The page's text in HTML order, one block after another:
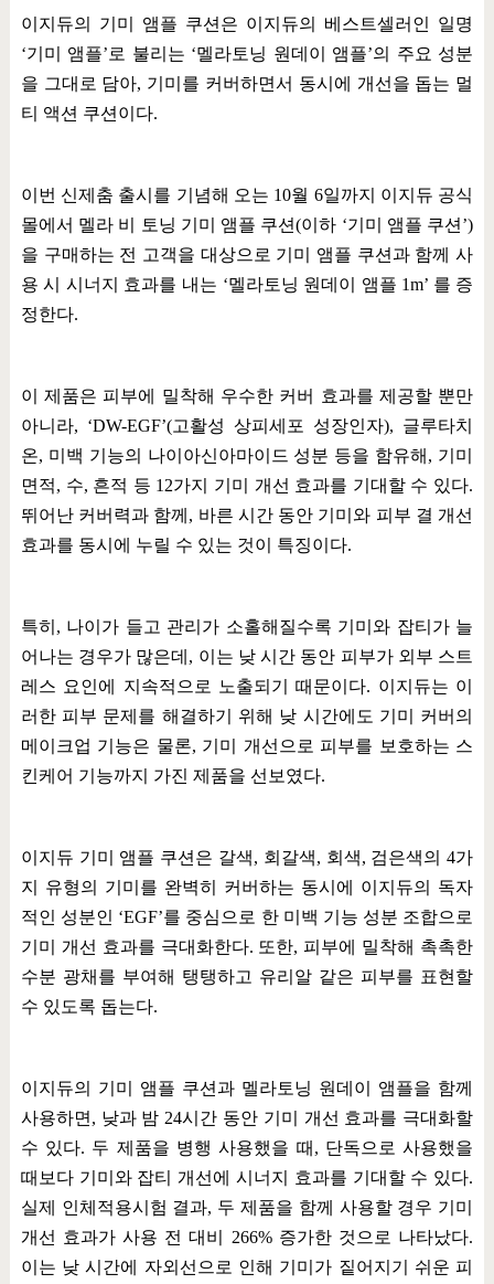
이지듀의 기미 앰플 쿠션은 이지듀의 베스트셀러인 일명
‘기미 앰플’로 불리는 ‘멜라토닝 원데이 앰플’의 주요 성분
을 그대로 담아, 기미를 커버하면서 동시에 개선을 돕는 멀
티 액션 쿠션이다.
이번 신제춤 출시를 기념해 오는 10월 6일까지 이지듀 공식
몰에서 멜라 비 토닝 기미 앰플 쿠션(이하 ‘기미 앰플 쿠션 ’)
을 구매하는 전 고객을 대상으로 기미 앰플 쿠션과 함께 사
용 시 시너지 효과를 내는 ‘멜라토닝 원데이 앰플 1m’ 를 증
정한다.
이 제품은 피부에 밀착해 우수한 커버 효과를 제공할 뿐만
아니라, ‘DW-EGF’(고활성 상피세포 성장인자), 글루타치
온, 미백 기능의 나이아신아마이드 성분 등을 함유해 , 기미
면적, 수, 흔적 등 12가지 기미 개선 효과를 기대할 수 있다.
뛰어난 커버력과 함께 , 바른 시간 동안 기미와 피부 결 개선
효과를 동시에 누릴 수 있는 것이 특징이다.
특히 , 나이가 들고 관리가 소홀해질수록 기미와 잡티가 늘
어나는 경우가 많은데 , 이는 낮 시간 동안 피부가 외부 스트
레스 요인에 지속적으로 노출되기 때문이다. 이지듀는 이
러한 피부 문제를 해결하기 위해 낮 시간에도 기미 커버의
메이크업 기능은 물론, 기미 개선으로 피부를 보호하는 스
킨케어 기능까지 가진 제품을 선보였다.
이지듀 기미 앰플 쿠션은 갈색, 회갈색, 회색, 검은색의4가
지 유형의 기미를 완벽히 커버하는 동시에 이지듀의 독자
적인 성분인 ‘EGF’를 중심으로 한 미백 기능 성분 조합으로
기미 개선 효과를 극대화한다. 또한, 피부에 밀착해 촉촉한
수분 광채를 부여해 탱탱하고 유리알 같은 피부를 표현할
수 있도록 돕는다.
이지듀의 기미 앰플 쿠션과 멜라토닝 원데이 앰플을 함께
사용하면 , 낮과 밤 24시간 동안 기미 개선 효과를 극대화할
수 있다. 두 제품을 병행 사용했을 때 , 단독으로 사용했을
때보다 기미와 잡티 개선에 시너지 효과를 기대할 수 있다.
실제 인체적용시험 결과, 두 제품을 함께 사용할 경우 기미
개선 효과가 사용 전 대비 266% 증가한 것으로 나타났다.
이는 낮 시간에 자외선으로 인해 기미가 짙어지기 쉬운 피